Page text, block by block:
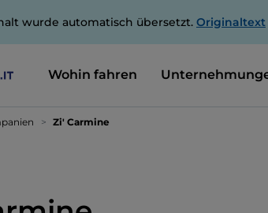
wurde automatisch übersetzt. Originaltext
Wohin fahren
Zi' Carmine